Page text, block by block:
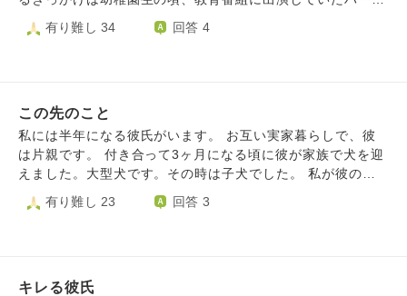
タレントさんでした。 電撃が走りました。 そこから、ずっ
と外国人や外国というものに漠然と憧れていました。 我が
に感じていました。 高校に進学すると国際交流に力を入れ
ている学校だったので留学生が常にいて逆に日本から留学に
行く子もいたり修学旅行がフランスだったりもっと外国の空
気を身近に感じました。 私は外国と関わる仕事に進みたい
した。 未成年で学生でという条件で私の進みたい方向に振
と関わる仕事がしたいと言う思いは消えませんでした。 そ
有り難し 34 回答 4
この先のこと
私には半年になる彼氏がいます。 お互い実家暮らしで、彼
は片親です。 付き合って3ヶ月になる頃に彼が家族で犬を迎
えました。大型犬です。その時は子犬でした。 私が彼の家
に行くようになると、その子もしっぽを振ってくれます。
今回の悩みはまさにこの犬も関係してくるのですが、私はこ
れたくはないですが、別れなきゃいけないのかも、と心のど
有り難し 23 回答 3
キレる彼氏